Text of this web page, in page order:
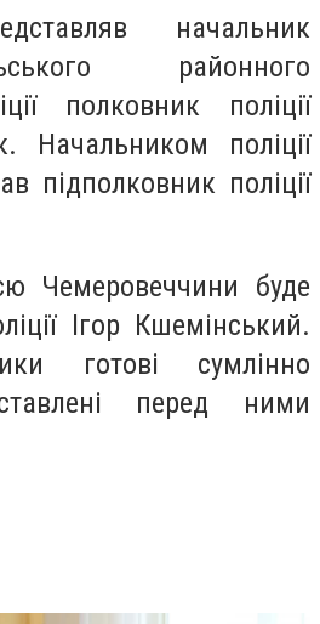
начальник
районного
полковник поліції
Начальником поліції
підполковник поліції
Чемеровеччини буде
Ігор Кшемінський.
готові сумлінно
перед ними